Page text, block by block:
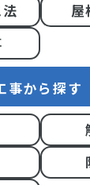
屋
事から探す